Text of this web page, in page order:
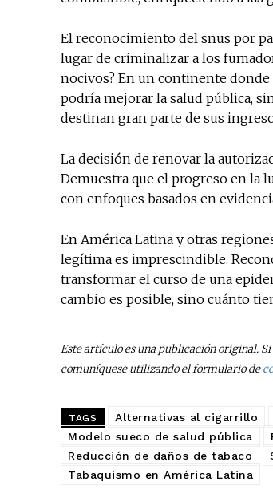
El reconocimiento del snus por
lugar de criminalizar a los
nocivos? En un continente
podría mejorar la salud pública,
destinan gran parte de sus
La decisión de renovar la
Demuestra que el progreso en la
con enfoques basados en
En América Latina y otras
legítima es imprescindible.
transformar el curso de una
cambio es posible, sino cuánto
Este artículo es una publicación original.
comuníquese utilizando el formulario de
TAGS Alternativas al cigarrillo
Modelo sueco de salud pública
Reducción de daños de tabaco
Tabaquismo en América Latina